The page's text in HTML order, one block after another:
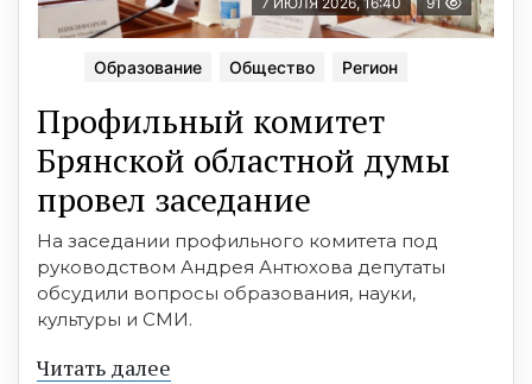
Образование Общество Регион
Профильный комитет
Брянской областной думы
провел заседание
На заседании профильного комитета под
руководством Андрея Антюхова депутаты
обсудили вопросы образования, науки,
культуры и СМИ.
Читать далее